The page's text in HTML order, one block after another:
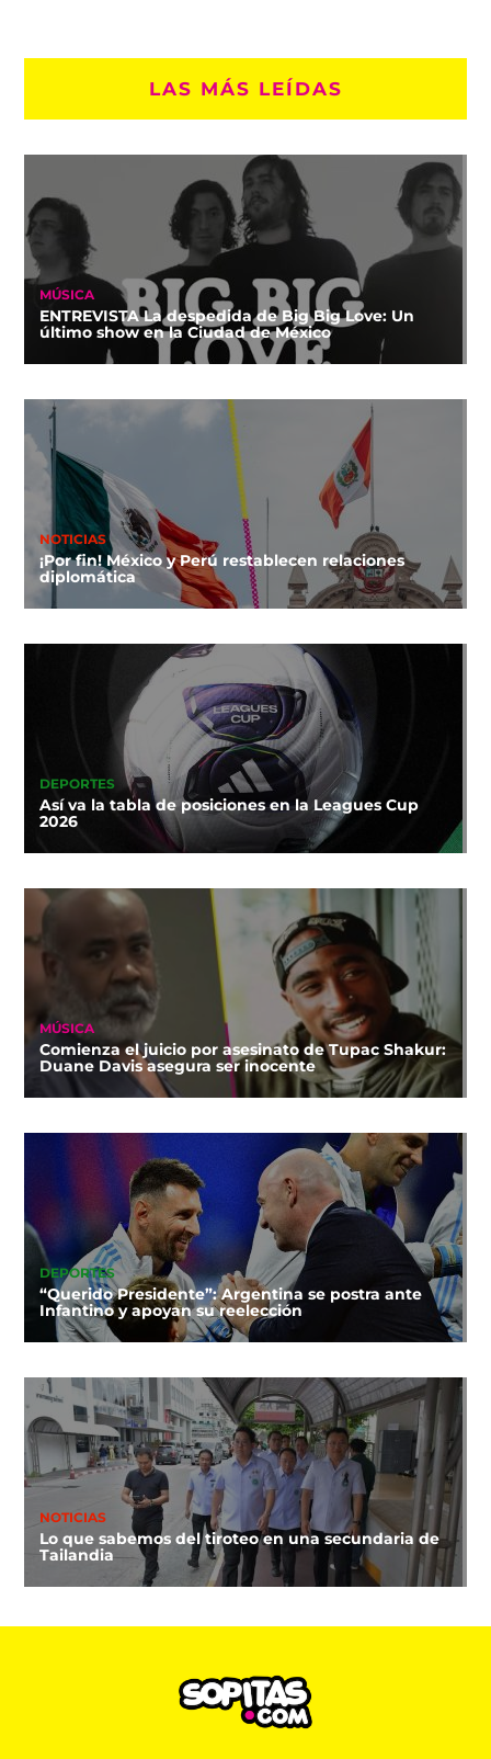
LAS MÁS LEÍDAS
MÚSICA
ENTREVISTA La despedida de Big Big Love: Un
último show en la Ciudad de México
NOTICIAS
¡Por fin! México y Perú restablecen relaciones
diplomática
DEPORTES
Así va la tabla de posiciones en la Leagues Cup
2026
MÚSICA
Comienza el juicio por asesinato de Tupac Shakur:
Duane Davis asegura ser inocente
DEPORTES
“Querido Presidente”: Argentina se postra ante
Infantino y apoyan su reelección
NOTICIAS
Lo que sabemos del tiroteo en una secundaria de
Tailandia